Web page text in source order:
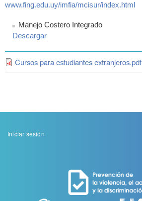
www.fing.edu.uy/imfia/mcisur/index.html
Manejo Costero Integrado
Descargar
Cursos para estudiantes extranjeros.pdf
Menu
Iniciar sesión